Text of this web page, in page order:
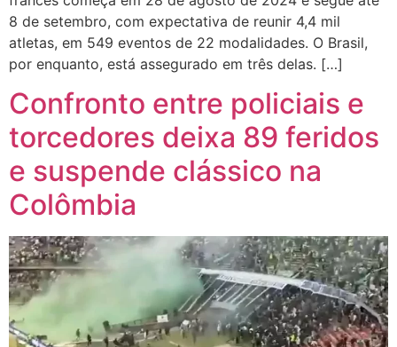
8 de setembro, com expectativa de reunir 4,4 mil
atletas, em 549 eventos de 22 modalidades. O Brasil,
por enquanto, está assegurado em três delas. […]
Confronto entre policiais e
torcedores deixa 89 feridos
e suspende clássico na
Colômbia